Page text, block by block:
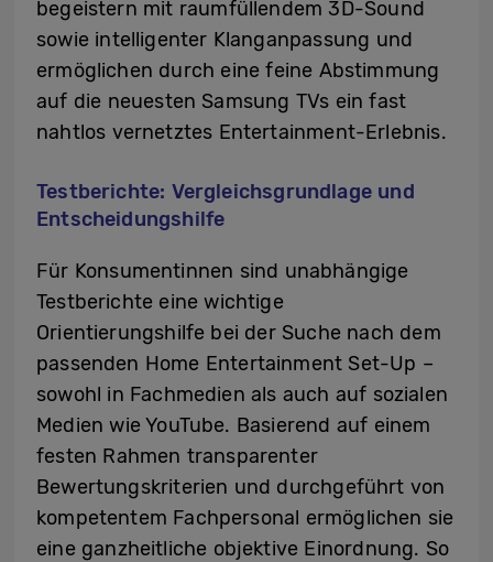
begeistern mit raumfüllendem 3D-Sound
sowie intelligenter Klanganpassung und
ermöglichen durch eine feine Abstimmung
auf die neuesten Samsung TVs ein fast
nahtlos vernetztes Entertainment-Erlebnis.
Testberichte: Vergleichsgrundlage und
Entscheidungshilfe
Für Konsumentinnen sind unabhängige
Testberichte eine wichtige
Orientierungshilfe bei der Suche nach dem
passenden Home Entertainment Set-Up –
sowohl in Fachmedien als auch auf sozialen
Medien wie YouTube. Basierend auf einem
festen Rahmen transparenter
Bewertungskriterien und durchgeführt von
kompetentem Fachpersonal ermöglichen sie
eine ganzheitliche objektive Einordnung. So